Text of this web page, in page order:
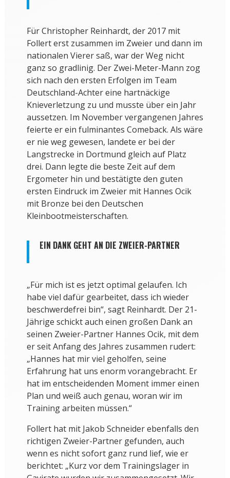
Für Christopher Reinhardt, der 2017 mit
Follert erst zusammen im Zweier und dann im
nationalen Vierer saß, war der Weg nicht
ganz so gradlinig. Der Zwei-Meter-Mann zog
sich nach den ersten Erfolgen im Team
Deutschland-Achter eine hartnäckige
Knieverletzung zu und musste über ein Jahr
aussetzen. Im November vergangenen Jahres
feierte er ein fulminantes Comeback. Als wäre
er nie weg gewesen, landete er bei der
Langstrecke in Dortmund gleich auf Platz
drei. Dann legte die beste Zeit auf dem
Ergometer hin und bestätigte den guten
ersten Eindruck im Zweier mit Hannes Ocik
mit Bronze bei den Deutschen
Kleinbootmeisterschaften.
EIN DANK GEHT AN DIE ZWEIER-PARTNER
„Für mich ist es jetzt optimal gelaufen. Ich
habe viel dafür gearbeitet, dass ich wieder
beschwerdefrei bin“, sagt Reinhardt. Der 21-
Jährige schickt auch einen großen Dank an
seinen Zweier-Partner Hannes Ocik, mit dem
er seit Anfang des Jahres zusammen rudert:
„Hannes hat mir viel geholfen, seine
Erfahrung hat uns enorm vorangebracht. Er
hat im entscheidenden Moment immer einen
Plan und weiß auch genau, woran wir im
Training arbeiten müssen.“
Follert hat mit Jakob Schneider ebenfalls den
richtigen Zweier-Partner gefunden, auch
wenn es nicht sofort ganz rund lief, wie er
berichtet: „Kurz vor dem Trainingslager in